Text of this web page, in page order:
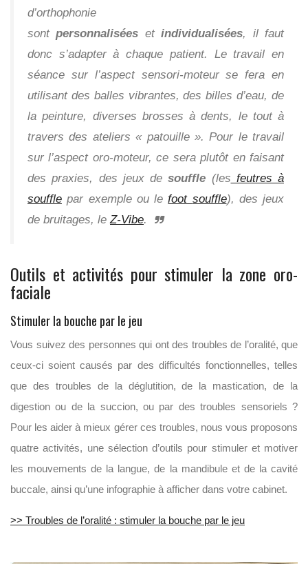
d’orthophonie
sontpersonnalisées etindividualisées, il faut
donc s’adapter à chaque patient. Le travail en
séance sur l’aspect sensori-moteur se fera en
utilisant des balles vibrantes, des billes d’eau, de
la peinture, diverses brosses à dents, le tout à
travers des ateliers « patouille ». Pour le travail
sur l’aspect oro-moteur, ce seraplutôt en faisant
despraxies, des jeux desouffle (les feutres à
souffle par exemple ou lefoot souffle), des jeux
de bruitages, leZ-Vibe.
Outils et activités pour stimuler la zone oro-
faciale
Stimuler la bouche par le jeu
Vous suivez des personnes qui ont des troubles de l’oralité, que
ceux-ci soient causés par des difficultés fonctionnelles, telles
que des troubles de la déglutition, de la mastication, de la
digestion ou de la succion, ou par des troubles sensoriels ?
Pour les aider à mieux gérer ces troubles, nous vous proposons
quatre activités, une sélection d’outils pour stimuler et motiver
les mouvements de la langue, de la mandibule et de la cavité
buccale, ainsi qu’une infographie à afficher dans votre cabinet.
>> Troubles de l’oralité : stimuler la bouche par le jeu